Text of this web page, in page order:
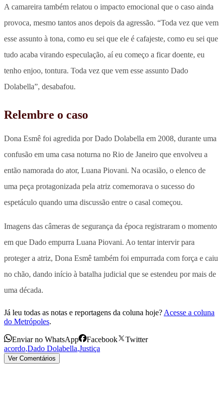
A camareira também relatou o impacto emocional que o caso ainda
provoca, mesmo tantos anos depois da agressão. “Toda vez que vem
esse assunto à tona, como eu sei que ele é cafajeste, como eu sei que
tudo acaba virando especulação, aí eu começo a ficar doente, eu
tenho enjoo, tontura. Toda vez que vem esse assunto Dado
Dolabella”, desabafou.
Relembre o caso
Dona Esmê foi agredida por Dado Dolabella em 2008, durante uma
confusão em uma casa noturna no Rio de Janeiro que envolveu a
então namorada do ator, Luana Piovani. Na ocasião, o elenco de
uma peça protagonizada pela atriz comemorava o sucesso do
espetáculo quando uma discussão entre o casal começou.
Imagens das câmeras de segurança da época registraram o momento
em que Dado empurra Luana Piovani. Ao tentar intervir para
proteger a atriz, Dona Esmê também foi empurrada com força e caiu
no chão, dando início à batalha judicial que se estendeu por mais de
uma década.
Já leu todas as notas e reportagens da coluna hoje? Acesse a coluna
do Metrópoles.
Enviar no WhatsApp Facebook
Twitter
acordo,Dado Dolabella,Justiça
Ver Comentários